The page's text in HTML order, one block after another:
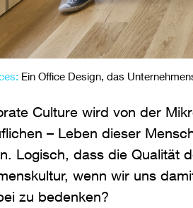
Ein Office Design, das
Culture wird von der
– Leben dieser
Logisch, dass die Qualität
wenn wir uns
zu bedenken?